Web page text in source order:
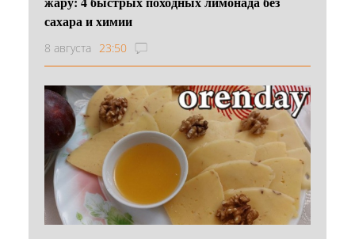
сахара и химии
8 августа 23:50